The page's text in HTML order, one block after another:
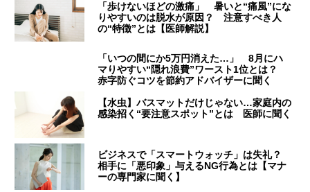
「歩けないほどの激痛」 暑いと“痛風”にな
りやすいのは脱水が原因？ 注意すべき人
の“特徴”とは【医師解説】
「いつの間にか5万円消えた…」 8月にハ
マりやすい“隠れ浪費”ワースト1位とは？
赤字防ぐコツを節約アドバイザーに聞く
【水虫】バスマットだけじゃない…家庭内の
感染招く“要注意スポット”とは 医師に聞く
ビジネスで「スマートウォッチ」は失礼？
相手に「悪印象」与えるNG行為とは【マナ
ーの専門家に聞く】